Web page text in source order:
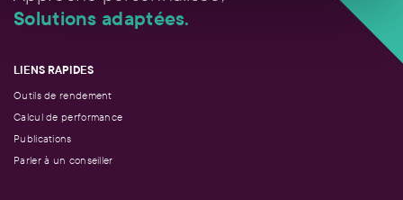
Solutions adaptées.
LIENS RAPIDES
Outils de rendement
Calcul de performance
Publications
Parler à un conseiller